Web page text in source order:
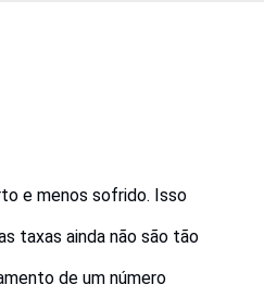
e menos sofrido. Isso
taxas ainda não são tão
de um número